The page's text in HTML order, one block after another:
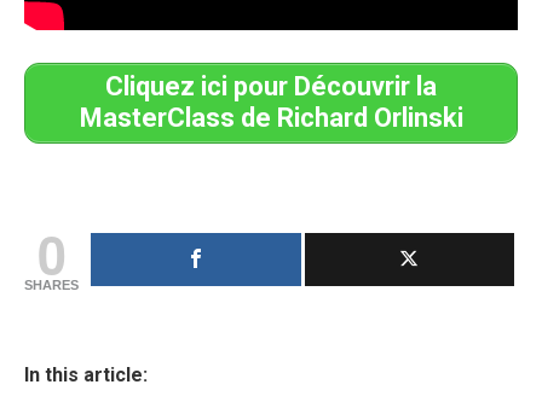
Cliquez ici pour Découvrir la
MasterClass de Richard Orlinski
0
SHARES
In this article: